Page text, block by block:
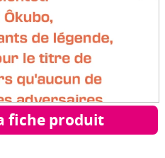
fiche produit